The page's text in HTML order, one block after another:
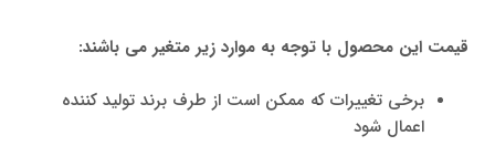
قیمت این محصول با توجه به موارد زیر متغیر می باشند:
برخی تغییرات که ممکن است از طرف برند تولید کننده
اعمال شود